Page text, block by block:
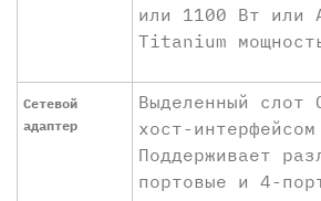
или 1100 Вт или
Titanium
Сетевой
адаптер
Выделенный слот
хост-
Поддерживает
портовые и 4-